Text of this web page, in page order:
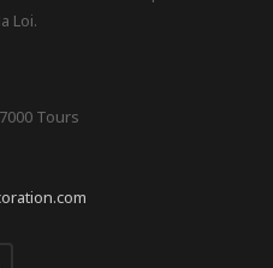
Loi.
Tours